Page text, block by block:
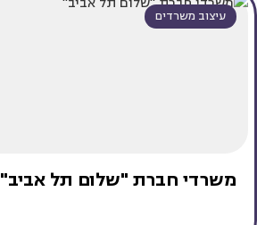
עיצוב משרדים
משרדי חברת "שלום תל אביב"